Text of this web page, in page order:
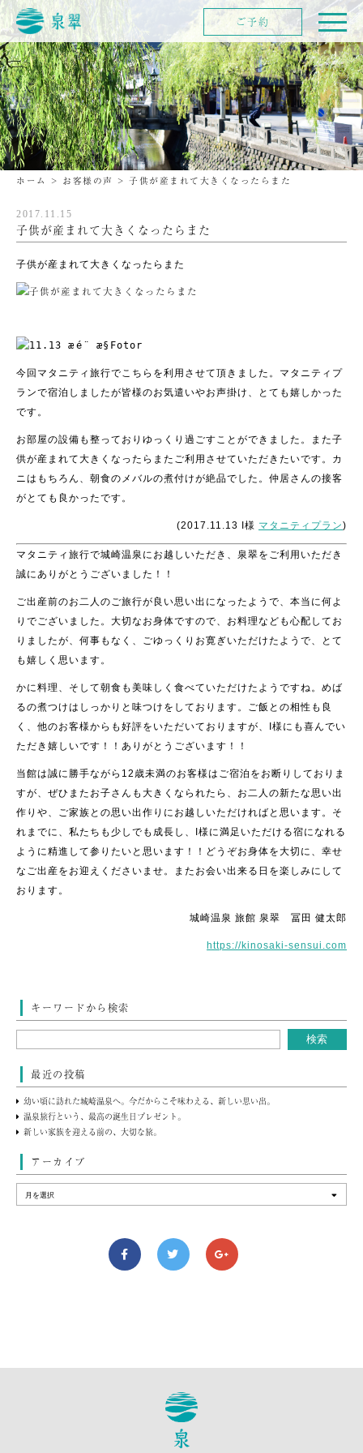
ホーム > お客様の声 > 子供が産まれて大きくなったらまた
2017.11.15
子供が産まれて大きくなったらまた
子供が産まれて大きくなったらまた
今回マタニティ旅行でこちらを利用させて頂きました。マタニティプ
ランで宿泊しましたが皆様のお気遣いやお声掛け、とても嬉しかった
です。
お部屋の設備も整っておりゆっくり過ごすことができました。また子
供が産まれて大きくなったらまたご利用させていただきたいです。カ
ニはもちろん、朝食のメバルの煮付けが絶品でした。仲居さんの接客
がとても良かったです。
(2017.11.13 I様 マタニティプラン)
マタニティ旅行で城崎温泉にお越しいただき、泉翠をご利用いただき
誠にありがとうございました！！
ご出産前のお二人のご旅行が良い思い出になったようで、本当に何よ
りでございました。大切なお身体ですので、お料理なども心配してお
りましたが、何事もなく、ごゆっくりお寛ぎいただけたようで、とて
も嬉しく思います。
かに料理、そして朝食も美味しく食べていただけたようですね。めば
るの煮つけはしっかりと味つけをしております。ご飯との相性も良
く、他のお客様からも好評をいただいておりますが、I様にも喜んでい
ただき嬉しいです！！ありがとうございます！！
当館は誠に勝手ながら12歳未満のお客様はご宿泊をお断りしておりま
すが、ぜひまたお子さんも大きくなられたら、お二人の新たな思い出
作りや、ご家族との思い出作りにお越しいただければと思います。そ
れまでに、私たちも少しでも成長し、I様に満足いただける宿になれる
ように精進して参りたいと思います！！どうぞお身体を大切に、幸せ
なご出産をお迎えくださいませ。またお会い出来る日を楽しみにして
おります。
城崎温泉 旅館 泉翠 冨田 健太郎
https://kinosaki-sensui.com
キーワードから検索
最近の投稿
幼い頃に訪れた城崎温泉へ。今だからこそ味わえる、新しい思い出。
温泉旅行という、最高の誕生日プレゼント。
新しい家族を迎える前の、大切な旅。
アーカイブ
ご予約